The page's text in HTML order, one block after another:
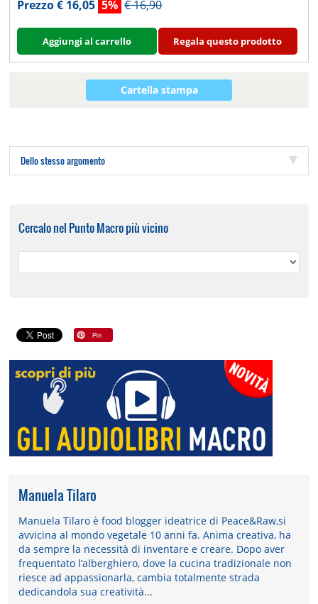
Prezzo € 16,05 5% € 16,90
Aggiungi al carrello Regala questo prodotto
Cartella stampa
Dello stesso argomento
Cercalo nel Punto Macro più vicino
Manuela Tilaro
Manuela Tilaro è food blogger ideatrice di Peace&Raw,si
avvicina al mondo vegetale 10 anni fa. Anima creativa, ha
da sempre la necessità di inventare e creare. Dopo aver
frequentato l’alberghiero, dove la cucina tradizionale non
riesce ad appassionarla, cambia totalmente strada
dedicandola sua creatività...